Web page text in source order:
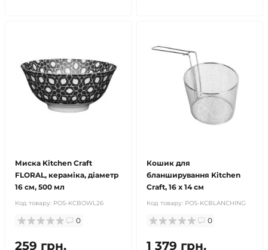
Миска Kitchen Craft
FLORAL, кераміка, діаметр
16 см, 500 мл
Код товару: POS-KCBOWL26
0
259 грн.
Кошик для
бланширування Kitchen
Craft, 16 х 14 см
Код товару: POS-KCBLANCHING
0
1 379 грн.